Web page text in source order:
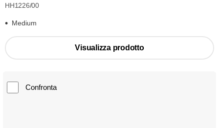
HH1226/00
Medium
Visualizza prodotto
Confronta